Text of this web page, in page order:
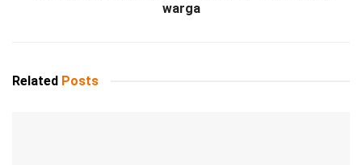
warga
Related Posts